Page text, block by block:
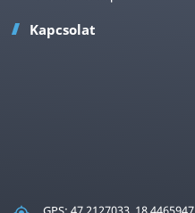
Kapcsolat